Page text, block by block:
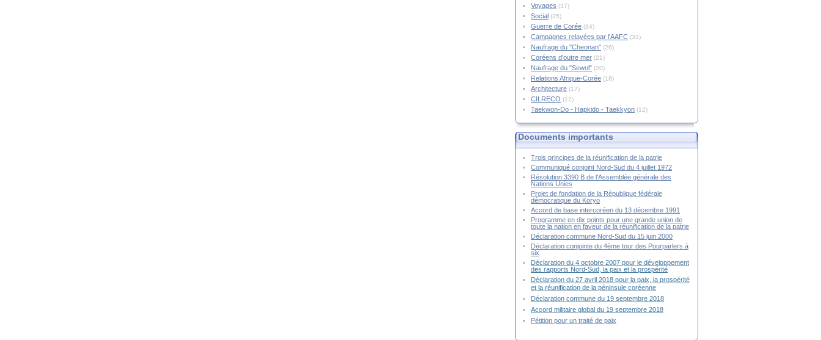
Voyages (37)
Social (35)
Guerre de Corée (34)
Campagnes relayées par l'AAFC (31)
Naufrage du "Cheonan" (26)
Coréens d'outre mer (21)
Naufrage du "Sewol" (20)
Relations Afrique-Corée (18)
Architecture (17)
CILRECO (12)
Taekwon-Do - Hapkido - Taekkyon (12)
Documents importants
Trois principes de la réunification de la patrie
Communiqué conjoint Nord-Sud du 4 juillet 1972
Résolution 3390 B de l'Assemblée générale des
Nations Unies
Projet de fondation de la République fédérale
démocratique du Koryo
Accord de base intercoréen du 13 décembre 1991
Programme en dix points pour une grande union de
toute la nation en faveur de la réunification de la patrie
Déclaration commune Nord-Sud du 15 juin 2000
Déclaration conjointe du 4ème tour des Pourparlers à
six
Déclaration du 4 octobre 2007 pour le développement
des rapports Nord-Sud, la paix et la prospérité
Déclaration du 27 avril 2018 pour la paix, la prospérité
et la réunification de la péninsule coréenne
Déclaration commune du 19 septembre 2018
Accord militaire global du 19 septembre 2018
Pétition pour un traité de paix